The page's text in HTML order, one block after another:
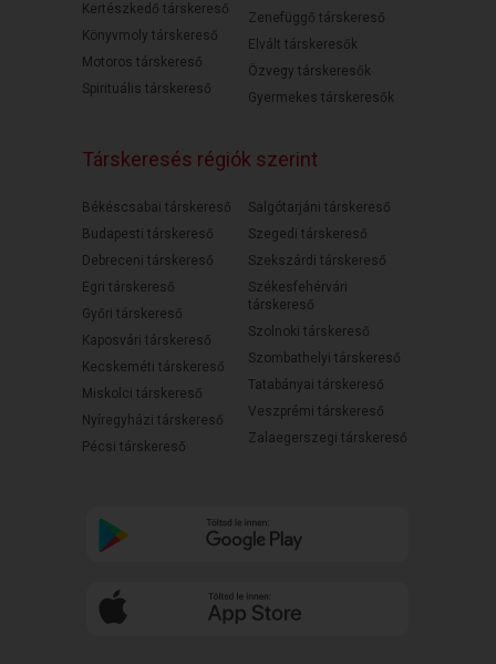
Kertészkedő társkereső
Könyvmoly társkereső
Motoros társkereső
Spirituális társkereső
Zenefüggő társkereső
Elvált társkeresők
Özvegy társkeresők
Gyermekes társkeresők
Társkeresés régiók szerint
Békéscsabai társkereső
Budapesti társkereső
Debreceni társkereső
Egri társkereső
Győri társkereső
Kaposvári társkereső
Kecskeméti társkereső
Miskolci társkereső
Nyíregyházi társkereső
Pécsi társkereső
Salgótarjáni társkereső
Szegedi társkereső
Szekszárdi társkereső
Székesfehérvári
társkereső
Szolnoki társkereső
Szombathelyi társkereső
Tatabányai társkereső
Veszprémi társkereső
Zalaegerszegi társkereső